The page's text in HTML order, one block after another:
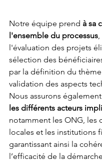
Notre équipe prend à sa
l'ensemble du processus
l'évaluation des projets
sélection des
par la définition du
validation des aspects
Nous assurons également
les différents acteurs
notamment les ONG, les
locales et les institutions
garantissant ainsi la
l’efficacité de la